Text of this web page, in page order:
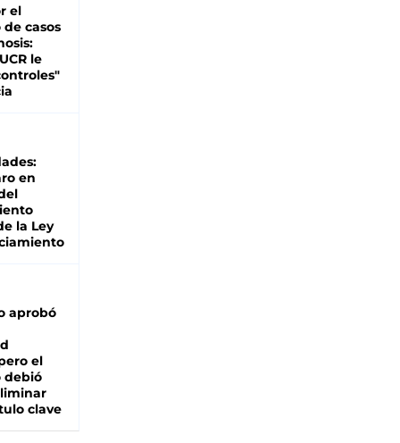
el
casos
le
en
la Ley
aprobó
el
debió
clave